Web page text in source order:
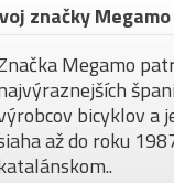
značky Megamo
Megamo
bicyklov a
až do roku